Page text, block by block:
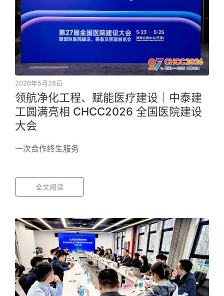
2026年5月28日
领航净化工程、赋能医疗建设｜中泰建
工圆满亮相 CHCC2026 全国医院建设
大会
一次合作终生服务
全文阅读